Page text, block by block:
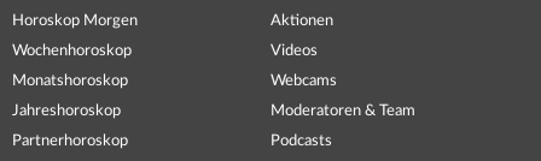
Horoskop Morgen
Wochenhoroskop
Monatshoroskop
Jahreshoroskop
Partnerhoroskop
Aktionen
Videos
Webcams
Moderatoren & Team
Podcasts